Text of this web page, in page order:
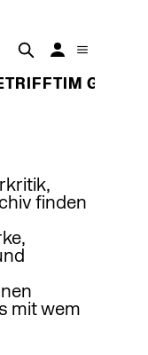
IM
finden
mit wem